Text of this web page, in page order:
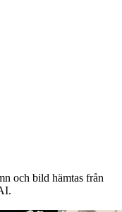
och bild hämtas från